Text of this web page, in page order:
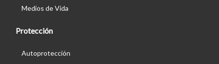
Medios de Vida
Protección
Autoprotección